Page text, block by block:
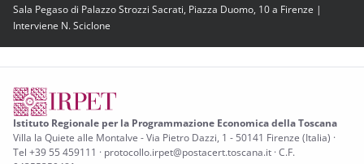
Sala Pegaso di Palazzo Strozzi Sacrati, Piazza Duomo, 10 a Firenze |
Interviene N. Sciclone
Istituto Regionale per la Programmazione Economica della Toscana
Villa la Quiete alle Montalve - Via Pietro Dazzi, 1 - 50141 Firenze (Italia) ·
Tel +39 55 459111 · protocollo.irpet@postacert.toscana.it · C.F.